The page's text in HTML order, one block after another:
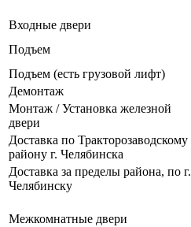
Входные двери
Подъем
Подъем (есть грузовой лифт)
Демонтаж
Монтаж / Установка железной
двери
Доставка по Тракторозаводскому
району г. Челябинска
Доставка за пределы района, по г.
Челябинску
Межкомнатные двери